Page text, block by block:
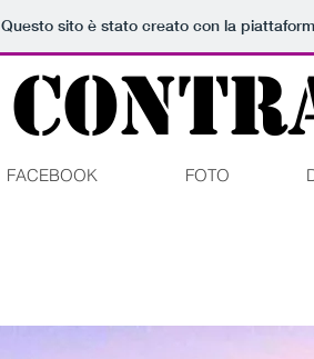
Questo sito è stato creato con la
FACEBOOK FOTO